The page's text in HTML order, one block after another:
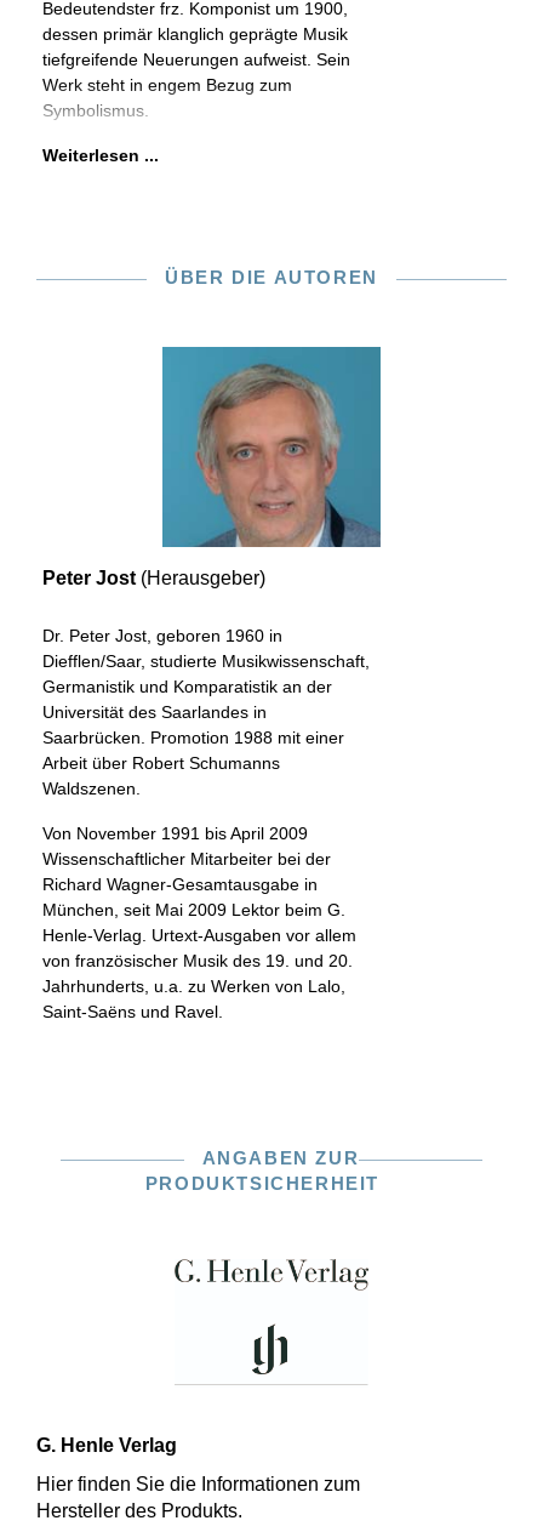
Bedeutendster frz. Komponist um 1900,
dessen primär klanglich geprägte Musik
tiefgreifende Neuerungen aufweist. Sein
Werk steht in engem Bezug zum
Symbolismus.
Weiterlesen ...
ÜBER DIE AUTOREN
Peter Jost (Herausgeber)
Dr. Peter Jost, geboren 1960 in
Diefflen/Saar, studierte Musikwissenschaft,
Germanistik und Komparatistik an der
Universität des Saarlandes in
Saarbrücken. Promotion 1988 mit einer
Arbeit über Robert Schumanns
Waldszenen.
Von November 1991 bis April 2009
Wissenschaftlicher Mitarbeiter bei der
Richard Wagner-Gesamtausgabe in
München, seit Mai 2009 Lektor beim G.
Henle-Verlag. Urtext-Ausgaben vor allem
von französischer Musik des 19. und 20.
Jahrhunderts, u.a. zu Werken von Lalo,
Saint-Saëns und Ravel.
ANGABEN ZUR
PRODUKTSICHERHEIT
G. Henle Verlag
Hier finden Sie die Informationen zum
Hersteller des Produkts.